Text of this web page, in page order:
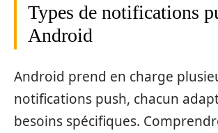
Types de notifications
Android
Android prend en charge
notifications push, chacun
besoins spécifiques.